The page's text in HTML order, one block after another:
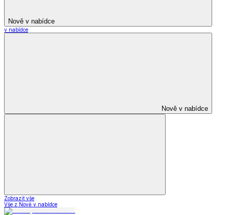
Nově v nabídce
v nabídce
Nově v nabídce
Zobrazit vše
Vše z Nově v nabídce